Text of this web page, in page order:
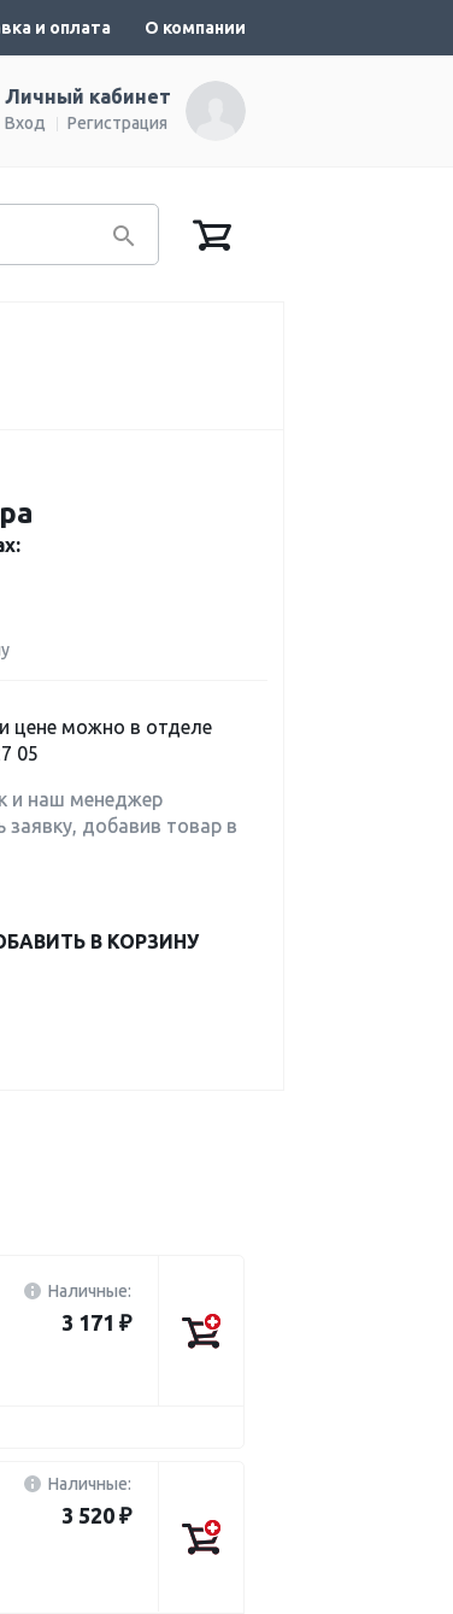
и оплата О компании
Личный кабинет
Вход Регистрация
цене можно в отделе
05
и наш менеджер
заявку, добавив товар в
В КОРЗИНУ
Наличные:
3 171 ₽
Наличные:
3 520 ₽